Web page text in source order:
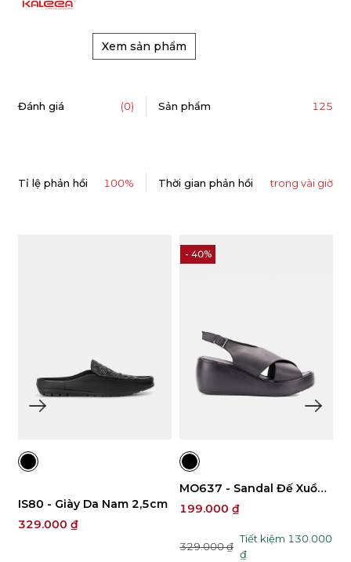
IS80 - Giày Da Nam 2,5cm
329.000 ₫
- 40%
MO637 - Sandal Đế Xuồng
Nữ 7cm
199.000 ₫
329.000 ₫
Tiết kiệm 130.000
₫
Xem sản phẩm
Đánh giá (0) Sản phẩm 125
Tỉ lệ phản hồi 100% Thời gian phản hồi trong vài giờ